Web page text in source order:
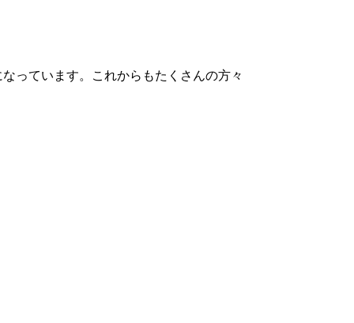
っています。これからもたくさんの方々